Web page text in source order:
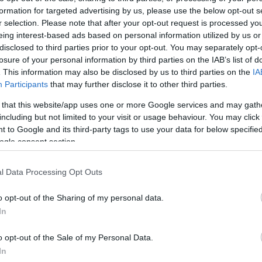
for targeted advertising by us, please use the below opt-out
selection. Please note that after your opt-out request is processed
interest-based ads based on personal information utilized by us
to third parties prior to your opt-out. You may separately
of your personal information by third parties on the IAB’s list of
This information may also be disclosed by us to third parties on the
Participants that may further disclose it to other third parties.
that this website/app uses one or more Google services and may
but not limited to your visit or usage behaviour. You may
to Google and its third-party tags to use your data for below
consent section.
Data Processing Opt Outs
opt-out of the Sharing of my personal data.
opt-out of the Sale of my Personal Data.
Jelszó Emlékezzen rám
Regisztráció
szaknévsora
KERTÉSZ ÉS KERTÉSZET REGISZTRÁCIÓ NÖVÉNYKATALÓGUS
143
7
16
6
7
3
4
3
143
7
16
6
7
3
4 3